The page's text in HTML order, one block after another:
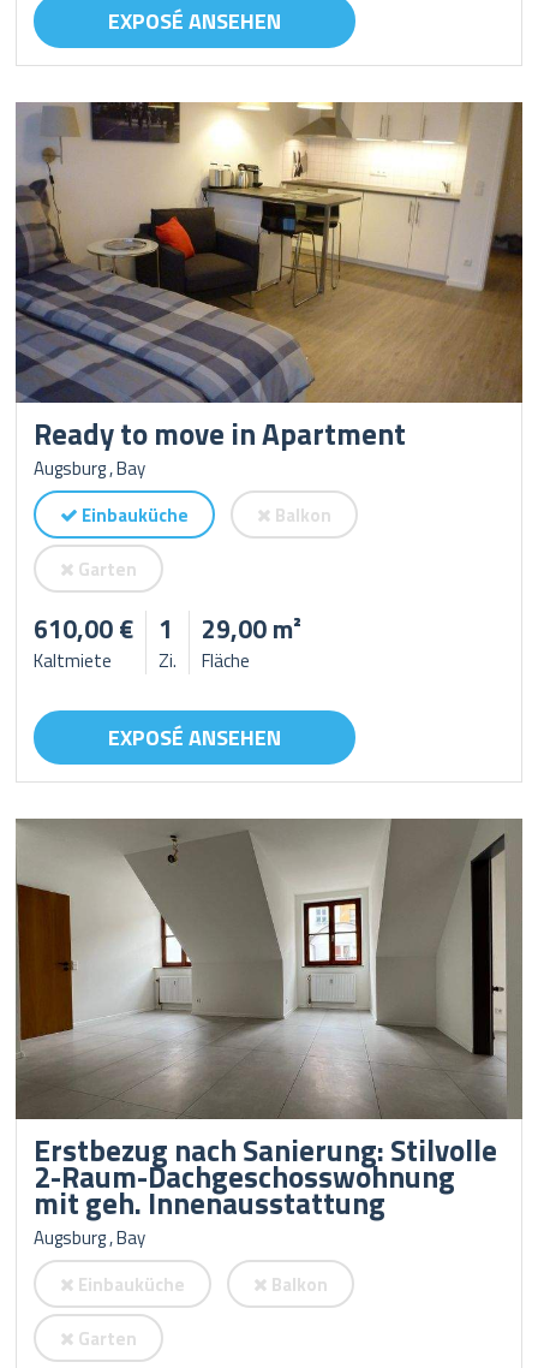
EXPOSÉ ANSEHEN
Ready to move in Apartment
Augsburg , Bay
Einbauküche
Balkon
Garten
610,00 €
Kaltmiete
1
Zi.
29,00 m²
Fläche
EXPOSÉ ANSEHEN
Erstbezug nach Sanierung: Stilvolle
2-Raum-Dachgeschosswohnung
mit geh. Innenausstattung
Augsburg , Bay
Einbauküche
Balkon
Garten